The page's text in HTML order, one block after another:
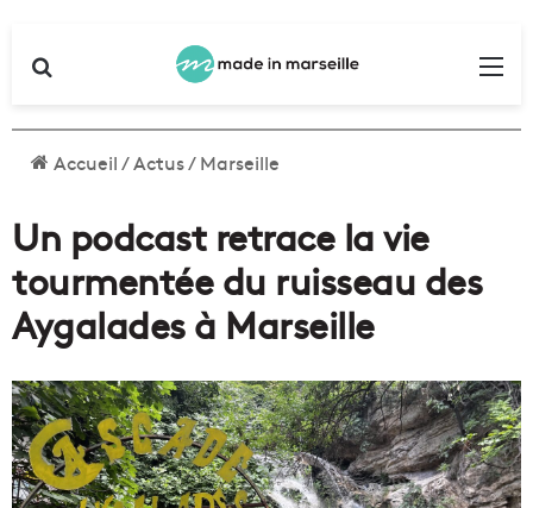
Accueil/Actus/Marseille
Un podcast retrace la vie
tourmentée du ruisseau des
Aygalades à Marseille